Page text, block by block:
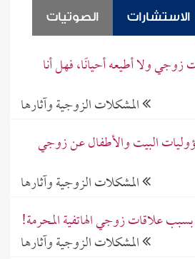
الاستشارات الصوتيات
زوجي ولا أطيعه أحيانًا، فهل أنا
المشكلات الزوجية وآثارها
البيت والأطفال عن زوجي
المشكلات الزوجية وآثارها
علاقات زوجي الهاتفية المحرمة!
المشكلات الزوجية وآثارها